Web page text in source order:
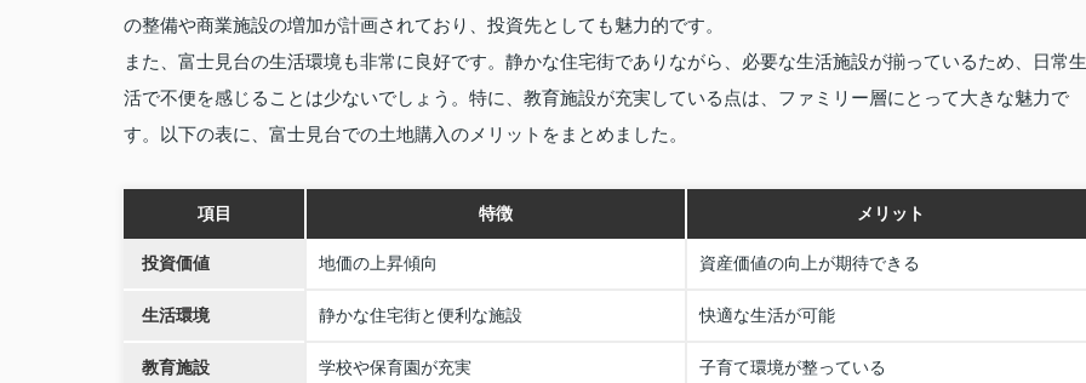
の整備や商業施設の増加が計画されており、投資先としても魅力的です。
また、富士見台の生活環境も非常に良好です。静かな住宅街でありながら、必要な生活施設が揃っているため、日常生
活で不便を感じることは少ないでしょう。特に、教育施設が充実している点は、ファミリー層にとって大きな魅力で
す。以下の表に、富士見台での土地購入のメリットをまとめました。
項目 特徴 メリット
投資価値 地価の上昇傾向 資産価値の向上が期待できる
生活環境 静かな住宅街と便利な施設 快適な生活が可能
教育施設 学校や保育園が充実 子育て環境が整っている